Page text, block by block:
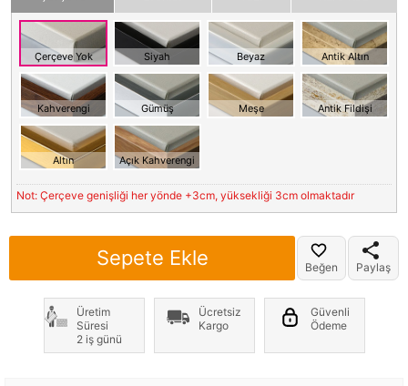
Çerçeve Yok Siyah Beyaz Antik Altın
Kahverengi Gümüş Meşe Antik Fildişi
Altın Açık Kahverengi
Not: Çerçeve genişliği her yönde +3cm, yüksekliği 3cm olmaktadır
Sepete Ekle Beğen Paylaş
Üretim
Süresi
2 iş günü
Ücretsiz
Kargo
Güvenli
Ödeme